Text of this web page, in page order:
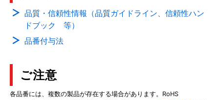
品質・信頼性情報（品質ガイドライン、信頼性ハン
ドブック 等）
品番付与法
ご注意
各品番には、複数の製品が存在する場合があります。RoHS